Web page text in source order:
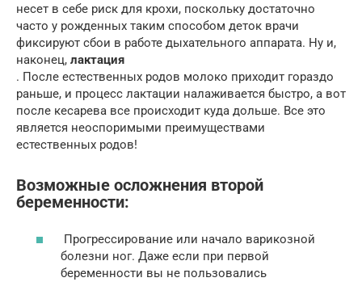
несет в себе риск для крохи, поскольку достаточно
часто у рожденных таким способом деток врачи
фиксируют сбои в работе дыхательного аппарата. Ну и,
наконец, лактация
. После естественных родов молоко приходит гораздо
раньше, и процесс лактации налаживается быстро, а вот
после кесарева все происходит куда дольше. Все это
является неоспоримыми преимуществами
естественных родов!
Возможные осложнения второй
беременности:
Прогрессирование или начало варикозной
болезни ног. Даже если при первой
беременности вы не пользовались